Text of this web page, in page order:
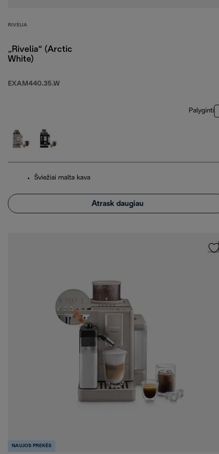
RIVELIA
„Rivelia“ (Arctic
White)
EXAM440.35.W
Palyginti
Šviežiai malta kava
Atrask daugiau
NAUJOS PREKĖS